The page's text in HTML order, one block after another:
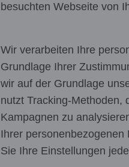
besuchten Webseite von
Wir verarbeiten Ihre
Grundlage Ihrer
wir auf der Grundlage
nutzt Tracking-Methoden,
Kampagnen zu
Ihrer
Sie Ihre Einstellungen